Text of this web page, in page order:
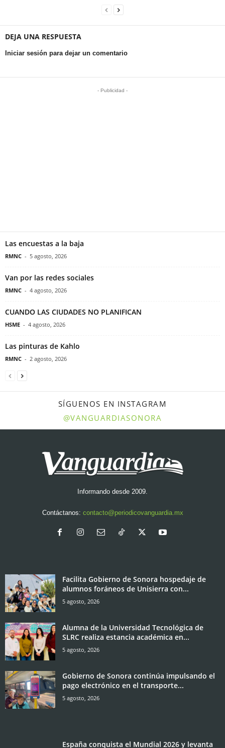
DEJA UNA RESPUESTA
Iniciar sesión para dejar un comentario
- Publicidad -
Las encuestas a la baja
RMNC - 5 agosto, 2026
Van por las redes sociales
RMNC - 4 agosto, 2026
CUANDO LAS CIUDADES NO PLANIFICAN
HSME - 4 agosto, 2026
Las pinturas de Kahlo
RMNC - 2 agosto, 2026
SÍGUENOS EN INSTAGRAM
@VANGUARDIASONORA
Informando desde 2009.
Contáctanos: contacto@periodicovanguardia.mx
Facilita Gobierno de Sonora hospedaje de
alumnos foráneos de Unisierra con...
5 agosto, 2026
Alumna de la Universidad Tecnológica de
SLRC realiza estancia académica en...
5 agosto, 2026
Gobierno de Sonora continúa impulsando el
pago electrónico en el transporte...
5 agosto, 2026
España conquista el Mundial 2026 y levanta